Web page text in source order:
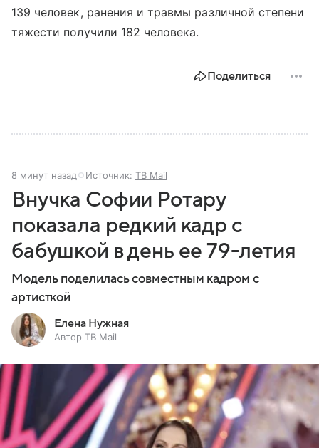
139 человек, ранения и травмы различной степени
тяжести получили 182 человека.
Поделиться
8 минут назад Источник: ТВ Mail
Внучка Софии Ротару
показала редкий кадр с
бабушкой в день ее 79-летия
Модель поделилась совместным кадром с
артисткой
Елена Нужная
Автор ТВ Mail